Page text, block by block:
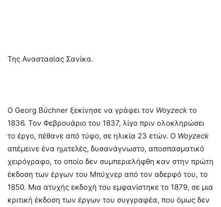
Της Αναστασίας Σανίκα.
Ο Georg Büchner ξεκίνησε να γράφει τον Woyzeck το
1836. Τον Φεβρουάριο του 1837, λίγο πριν ολοκληρώσει
το έργο, πέθανε από τύφο, σε ηλικία 23 ετών. Ο Woyzeck
απέμεινε ένα ημιτελές, δυσανάγνωστο, αποσπασματικό
χειρόγραφο, το οποίο δεν συμπεριελήφθη καν στην πρώτη
έκδοση των έργων του Μπύχνερ από τον αδερφό του, το
1850. Μια ατυχής εκδοχή του εμφανίστηκε το 1879, σε μια
κριτική έκδοση των έργων του συγγραφέα, που όμως δεν